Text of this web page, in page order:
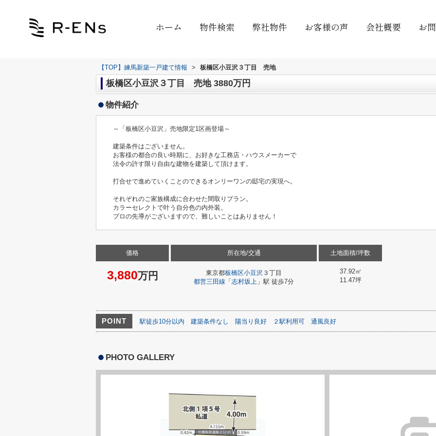
ホーム 物件検索 弊社物件 お客様の声 会社概要 お
【TOP】練馬新築一戸建て情報 > 板橋区小豆沢３丁目 売地
板橋区小豆沢３丁目 売地 3880万円
物件紹介
～「板橋区小豆沢」売地限定1区画登場～
建築条件はございません。
お客様の都合の良い時期に、お好きな工務店・ハウスメーカーで
法令の許す限り自由な建物を建築して頂けます。
打合せで進めていくことのできるオンリーワンの邸宅の実現へ。
それぞれのご家族構成に合わせた間取りプラン。
カラーセレクトで叶う自分色の内外装。
プロの先導がございますので、難しいことはありません！
価格
3,880万円
所在地/交通
東京都板橋区小豆沢 ３丁目
都営三田線 「 志村坂上 」駅 徒歩7分
土地面積/坪数
37.92㎡
11.47坪
POINT 駅徒歩10分以内 建築条件なし 陽当り良好 ２駅利用可 通風良好
PHOTO GALLERY